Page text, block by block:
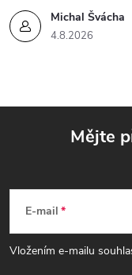
Michal Švácha
4.8.2026
p
Mějte
E-mail
Vložením e-mailu